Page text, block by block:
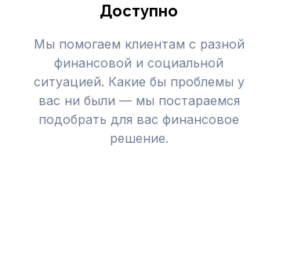
Доступно
Мы помогаем клиентам с разной
финансовой и социальной
ситуацией. Какие бы проблемы у
вас ни были — мы постараемся
подобрать для вас финансовое
решение.